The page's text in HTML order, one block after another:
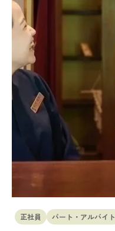
正社員 パート・アルバイト